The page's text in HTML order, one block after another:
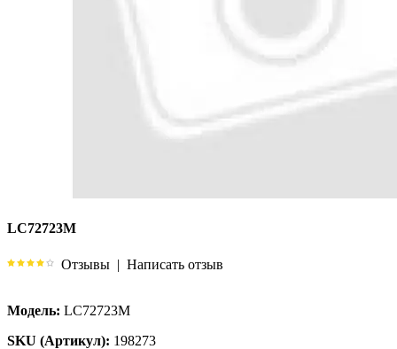
LC72723M
Отзывы | Написать отзыв
Модель: LC72723M
SKU (Артикул): 198273